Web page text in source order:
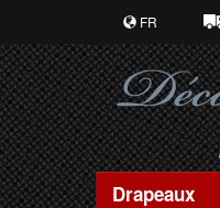
FR
Drapeaux